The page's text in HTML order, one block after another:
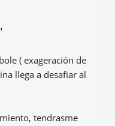
( exageración de
llega a desafiar al
tendrasme